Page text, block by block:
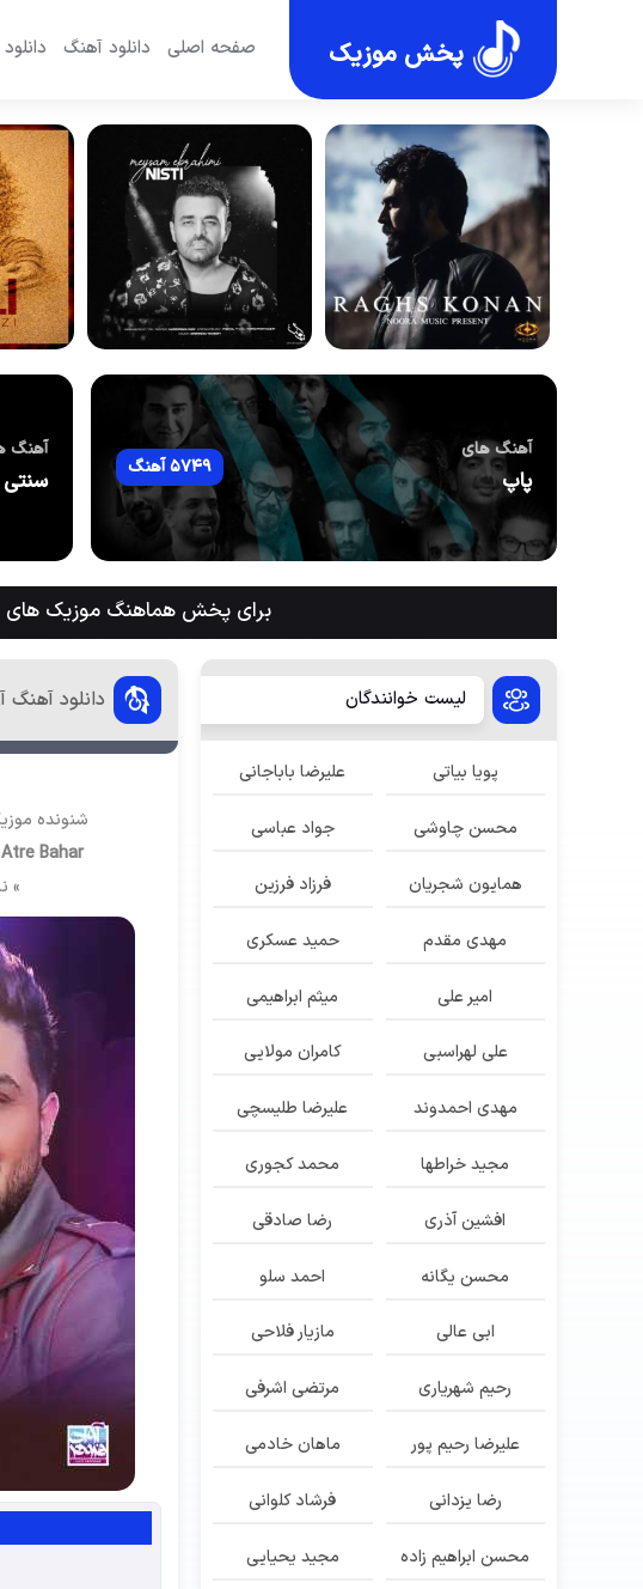
پخش موزیک صفحه اصلی دانلود آهنگ
آهنگ های
پاپ 5749 آهنگ
آهنگ
سنتی
برای پخش هماهنگ موزیک های
دانلود آهنگ
شنونده
Atre Bahar
»
لیست خوانندگان
پویا بیاتی علیرضا باباجانی
محسن چاوشی جواد عباسی
همایون شجریان فرزاد فرزین
مهدی مقدم حمید عسکری
امیر علی میثم ابراهیمی
علی لهراسبی کامران مولایی
مهدی احمدوند علیرضا طلیسچی
مجید خراطها محمد کجوری
افشین آذری رضا صادقی
محسن یگانه احمد سلو
ابی عالی مازیار فلاحی
رحیم شهریاری مرتضی اشرفی
علیرضا رحیم پور ماهان خادمی
رضا یزدانی فرشاد کلوانی
محسن ابراهیم زاده مجید یحیایی